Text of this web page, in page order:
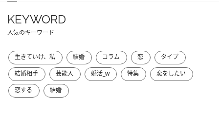
KEYWORD
人気のキーワード
生きていけ、私 結婚 コラム 恋
タイプ
結婚相手
芸能人 婚活_w 特集
恋をしたい
恋する
結婚